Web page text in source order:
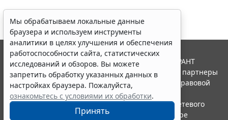
Мы обрабатываем локальные данные
браузера и используем инструменты
аналитики в целях улучшения и обеспечения
работоспособности сайта, статистических
исследований и обзоров. Вы можете
запретить обработку указанных данных в
настройках браузера. Пожалуйста,
ознакомьтесь с условиями их обработки.
Принять
© ООО "НПП "ГАРАНТ-СЕРВИС", 2026. Система ГАРАНТ
выпускается с 1990 года. Компания "Гарант" и ее партнеры
являются участниками Российской ассоциации правовой
информации ГАРАНТ.
Портал ГАРАНТ.РУ зарегистрирован в качестве сетевого
издания Федеральной службой по надзору в сфере